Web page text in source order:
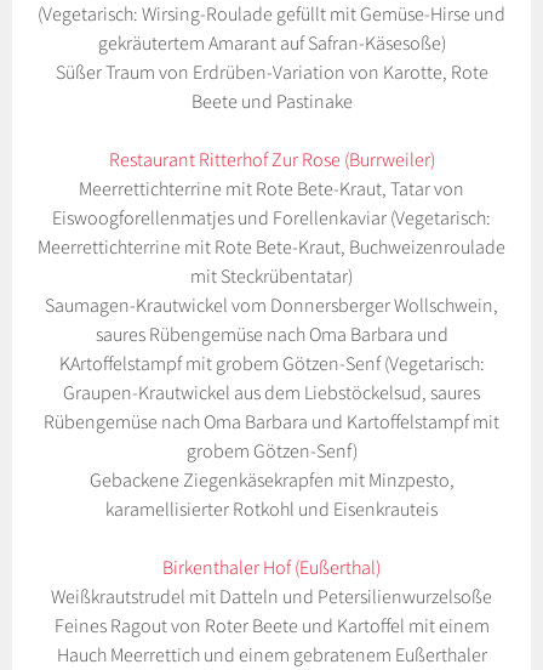
(Vegetarisch: Wirsing-Roulade gefüllt mit Gemüse-Hirse und
gekräutertem Amarant auf Safran-Käsesoße)
Süßer Traum von Erdrüben-Variation von Karotte, Rote
Beete und Pastinake
Restaurant Ritterhof Zur Rose (Burrweiler)
Meerrettichterrine mit Rote Bete-Kraut, Tatar von
Eiswoogforellenmatjes und Forellenkaviar (Vegetarisch:
Meerrettichterrine mit Rote Bete-Kraut, Buchweizenroulade
mit Steckrübentatar)
Saumagen-Krautwickel vom Donnersberger Wollschwein,
saures Rübengemüse nach Oma Barbara und
KArtoffelstampf mit grobem Götzen-Senf (Vegetarisch:
Graupen-Krautwickel aus dem Liebstöckelsud, saures
Rübengemüse nach Oma Barbara und Kartoffelstampf mit
grobem Götzen-Senf)
Gebackene Ziegenkäsekrapfen mit Minzpesto,
karamellisierter Rotkohl und Eisenkrauteis
Birkenthaler Hof (Eußerthal)
Weißkrautstrudel mit Datteln und Petersilienwurzelsoße
Feines Ragout von Roter Beete und Kartoffel mit einem
Hauch Meerrettich und einem gebratenem Eußerthaler